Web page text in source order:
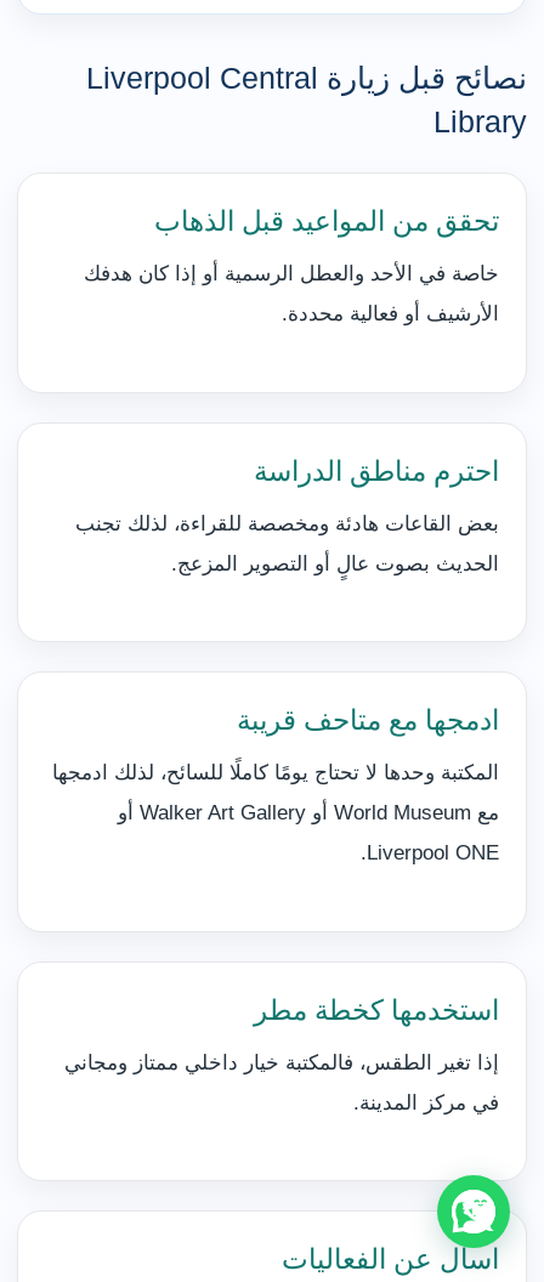
نصائح قبل زيارة Liverpool Central
Library
تحقق من المواعيد قبل الذهاب
خاصة في الأحد والعطل الرسمية أو إذا كان هدفك
الأرشيف أو فعالية محددة.
احترم مناطق الدراسة
بعض القاعات هادئة ومخصصة للقراءة، لذلك تجنب
الحديث بصوت عالٍ أو التصوير المزعج.
ادمجها مع متاحف قريبة
المكتبة وحدها لا تحتاج يومًا كاملًا للسائح، لذلك ادمجها
مع World Museum أو Walker Art Gallery أو
Liverpool ONE.
استخدمها كخطة مطر
إذا تغير الطقس، فالمكتبة خيار داخلي ممتاز ومجاني
في مركز المدينة.
اسأل عن الفعاليات